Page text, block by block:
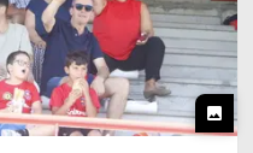
photo